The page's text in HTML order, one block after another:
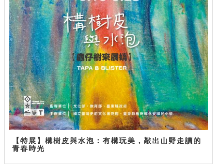
【特展】構樹皮與水泡：有構玩美，敲出山野走讀的
青春時光